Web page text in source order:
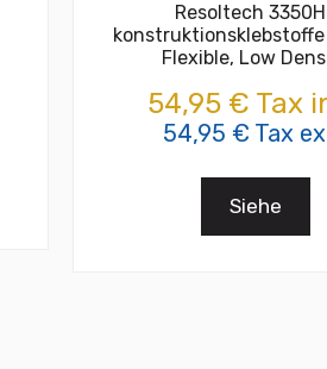
Resoltech
Flexible, Low
54,95 € Tax
54,95 € Tax
Siehe